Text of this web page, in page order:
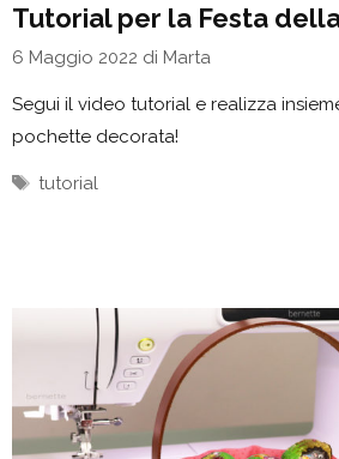
Tutorial per la Festa
6 Maggio 2022 di Marta
Segui il video tutorial e realizza
pochette decorata!
Tag
tutorial